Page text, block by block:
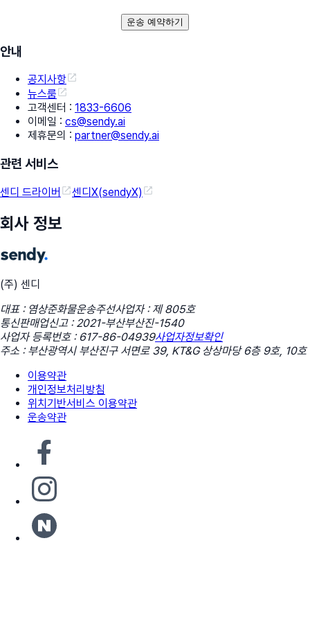
운송 예약하기
안내
공지사항
뉴스룸
고객센터 : 1833-6606
이메일 : cs@sendy.ai
제휴문의 : partner@sendy.ai
관련 서비스
센디 드라이버 센디X(sendyX)
회사 정보
(주) 센디
대표 : 염상준화물운송주선사업자 : 제 805호
통신판매업신고 : 2021-부산부산진-1540
사업자 등록번호 : 617-86-04939사업자정보확인
주소 : 부산광역시 부산진구 서면로 39, KT&G 상상마당 6층 9호, 10호
이용약관
개인정보처리방침
위치기반서비스 이용약관
운송약관